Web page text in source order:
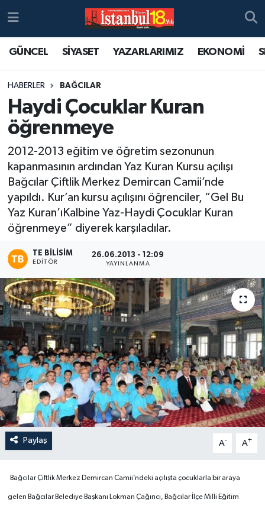
GÜNCEL SİYASET YAZARLARIMIZ EKONOMİ
HABERLER BAĞCILAR
Haydi Çocuklar Kuran
öğrenmeye
2012-2013 eğitim ve öğretim sezonunun
kapanmasının ardından Yaz Kuran Kursu açılışı
Bağcılar Çiftlik Merkez Demircan Camii’nde
yapıldı. Kur’an kursu açılışını öğrenciler, “Gel Bu
Yaz Kuran’ıKalbine Yaz-Haydi Çocuklar Kuran
öğrenmeye” diyerek karşıladılar.
TE BILISIM
EDITÖR
26.06.2013 - 12:09
YAYINLANMA
Paylaş A- A+
Bağcılar Çiftlik Merkez Demircan Camii’ndeki açılışta çocuklarla bir araya
gelen Bağcılar Belediye Başkanı Lokman Çağırıcı, Bağcılar İlçe Milli Eğitim